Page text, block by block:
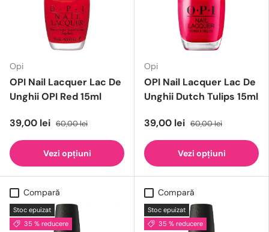
Opi
OPI Nail Lacquer Lac De
Unghii OPI Red 15ml
39,00 lei 60,00 lei
Vezi opțiuni
Opi
OPI Nail Lacquer Lac De
Unghii Dutch Tulips 15ml
39,00 lei 60,00 lei
Vezi opțiuni
Compară
Stoc epuizat
35 % reducere
Compară
Stoc epuizat
35 % reducere